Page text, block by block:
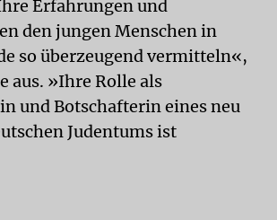
Erfahrungen und
den jungen Menschen in
so überzeugend vermitteln«,
aus. »Ihre Rolle als
und Botschafterin eines neu
Judentums ist